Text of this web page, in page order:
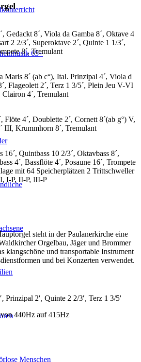
65+
Menschen
Gedackt 8´, Viola da Gamba 8´, Oktave 4
2 2/3´, Superoktave 2´, Quinte 1 1/3´,
8´, Tremulant
Maris 8´ (ab c°), Ital. Prinzipal 4´, Viola d
Flageolett 2´, Terz 1 3/5´, Plein Jeu V-VI
Clairon 4´, Tremulant
Flöte 4´, Doublette 2´, Cornett 8´(ab g°) V,
III, Krummhorn 8´, Tremulant
16´, Quintbass 10 2/3´, Oktavbass 8´,
4´, Bassflöte 4´, Posaune 16´, Trompete
mit 64 Speicherplätzen 2 Trittschweller
I-P, II-P, III-P
steht in der Paulanerkirche eine
Orgelbau, Jäger und Brommer
klangschöne und transportable Instrument
und bei Konzerten verwendet.
Prinzipal 2′, Quinte 2 2/3′, Terz 1 3/5′
440Hz auf 415Hz